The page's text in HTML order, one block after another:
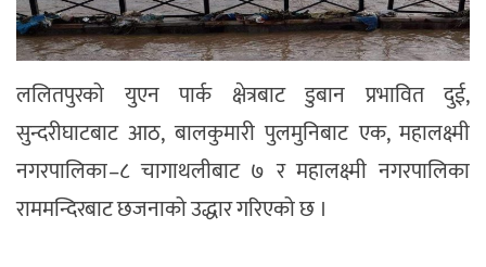
ललितपुरको युएन पार्क क्षेत्रबाट डुबान प्रभावित दुई,
सुन्दरीघाटबाट आठ, बालकुमारी पुलमुनिबाट एक, महालक्ष्मी
नगरपालिका–८ चागाथलीबाट ७ र महालक्ष्मी नगरपालिका
राममन्दिरबाट छजनाको उद्धार गरिएको छ ।